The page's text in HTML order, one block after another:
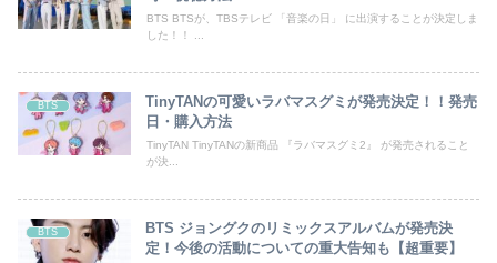
BTS BTSが、TBSテレビ 「音楽の日」 に出演することが決定しま
した！！ ...
BTS
TinyTANの可愛いラバマスグミが発売決定！！発売
日・購入方法
TinyTAN TinyTANの新商品 『ラバマスグミ2』 が発売されること
が決...
BTS
BTS ジョングクのリミックスアルバムが発売決
定！今後の活動についての重大告知も【超重要】